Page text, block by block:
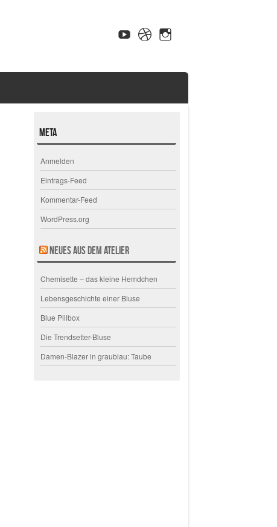
Meta
Anmelden
Eintrags-Feed
Kommentar-Feed
WordPress.org
Neues aus dem Atelier
Chemisette – das kleine Hemdchen
Lebensgeschichte einer Bluse
Blue Pillbox
Die Trendsetter-Bluse
Damen-Blazer in graublau: Taube